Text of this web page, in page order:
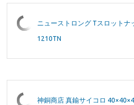
ニューストロング Tスロットナ
1210TN
神銅商店 真鍮サイコロ